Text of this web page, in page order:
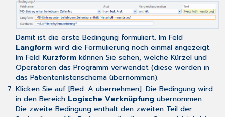
Damit ist die erste Bedingung formuliert. Im Feld
Langformwird die Formulierung noch einmal angezeigt.
Im Feld Kurzformkönnen Sie sehen, welche Kürzel und
Operatoren das Programm verwendet (diese werden in
das Patientenlistenschemaübernommen).
Klicken Sie auf [Bed. A übernehmen]. Die Bedingung wird
in den Bereich Logische Verknüpfungübernommen.
Die zweite Bedingung enthält den zweiten Teil der